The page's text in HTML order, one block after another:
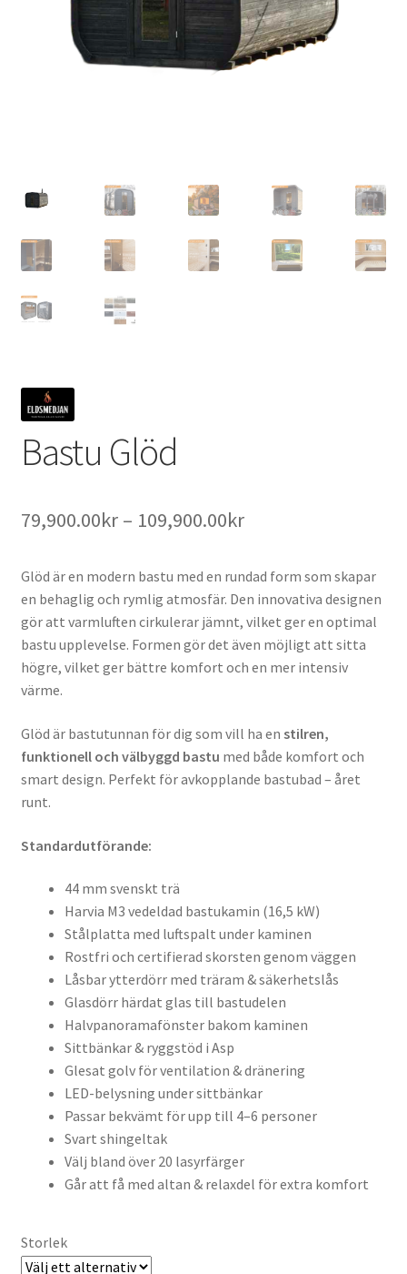
Kontakta oss
Bastu Glöd
79,900.00kr – 109,900.00krPrisintervall:
till
109,900.00kr
Glöd är en modern bastu med en rundad form som skapar
en behaglig och rymlig atmosfär. Den innovativa designen
gör att varmluften cirkulerar jämnt, vilket ger en optimal
bastu upplevelse. Formen gör det även möjligt att sitta
högre, vilket ger bättre komfort och en mer intensiv
värme.
Glöd är bastutunnan för dig som vill ha en stilren,
funktionell och välbyggd bastu med både komfort och
smart design. Perfekt för avkopplande bastubad – året
runt.
Standardutförande:
44 mm svenskt trä
Harvia M3 vedeldad bastukamin (16,5 kW)
Stålplatta med luftspalt under kaminen
Rostfri och certifierad skorsten genom väggen
Låsbar ytterdörr med träram & säkerhetslås
Glasdörr härdat glas till bastudelen
Halvpanoramafönster bakom kaminen
Sittbänkar & ryggstöd i Asp
Glesat golv för ventilation & dränering
LED-belysning under sittbänkar
Passar bekvämt för upp till 4–6 personer
Svart shingeltak
Välj bland över 20 lasyrfärger
Går att få med altan & relaxdel för extra komfort
Storlek